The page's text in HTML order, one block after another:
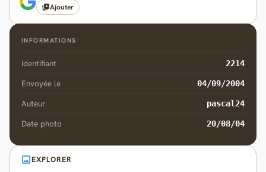
Ajouter
INFORMATIONS
Identifiant 2214
Envoyée le 04/09/2004
Auteur pascal24
Date photo 20/08/04
EXPLORER